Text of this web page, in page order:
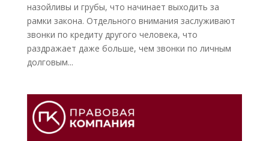
назойливы и грубы, что начинает выходить за
рамки закона. Отдельного внимания заслуживают
звонки по кредиту другого человека, что
раздражает даже больше, чем звонки по личным
долговым...